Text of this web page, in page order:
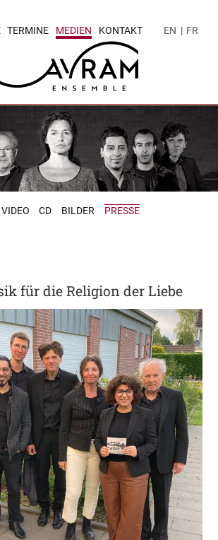
TERMINE MEDIEN KONTAKT EN | FR
VIDEO CD BILDER PRESSE
für die Religion der Liebe